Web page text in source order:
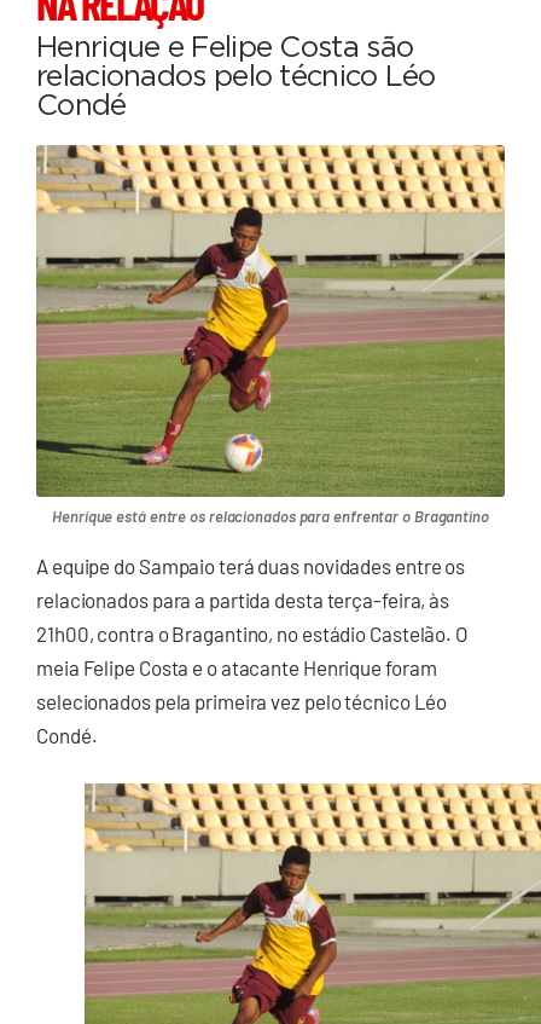
Henrique e Felipe Costa são
relacionados pelo técnico Léo
Condé
Henrique está entre os relacionados para enfrentar o Bragantino
A equipe do Sampaio terá duas novidades entre os
relacionados para a partida desta terça-feira, às
21h00, contra o Bragantino, no estádio Castelão. O
meia Felipe Costa e o atacante Henrique foram
selecionados pela primeira vez pelo técnico Léo
Condé.